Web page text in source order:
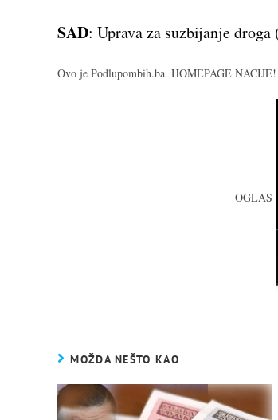
SAD: Uprava za suzbijanje
Ovo je Podlupombih.ba. HOMEPAGE NACIJE!
OGLAS
MOŽDA NEŠTO KAO